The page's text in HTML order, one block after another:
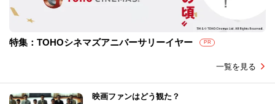
特集：TOHOシネマズアニバーサリーイヤー PR
一覧を見る
映画ファンはどう観た？